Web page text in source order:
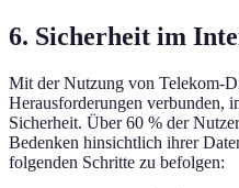
6. Sicherheit im
Mit der Nutzung von Telekom-
Herausforderungen verbunden,
Sicherheit. Über 60 % der
Bedenken hinsichtlich ihrer
folgenden Schritte zu befolgen: